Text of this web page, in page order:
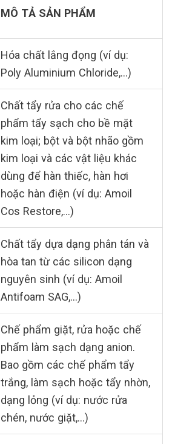
MÔ TẢ SẢN PHẨM
Hóa chất lắng đọng (ví dụ:
Poly Aluminium Chloride,…)
Chất tẩy rửa cho các chế
phẩm tẩy sạch cho bề mặt
kim loại; bột và bột nhão gồm
kim loại và các vật liệu khác
dùng để hàn thiếc, hàn hơi
hoặc hàn điện (ví dụ: Amoil
Cos Restore,…)
Chất tẩy dựa dạng phân tán và
hòa tan từ các silicon dạng
nguyên sinh (ví dụ: Amoil
Antifoam SAG,…)
Chế phẩm giặt, rửa hoặc chế
phẩm làm sạch dạng anion.
Bao gồm các chế phẩm tẩy
trắng, làm sạch hoặc tẩy nhờn,
dạng lỏng (ví dụ: nước rửa
chén, nước giặt,…)